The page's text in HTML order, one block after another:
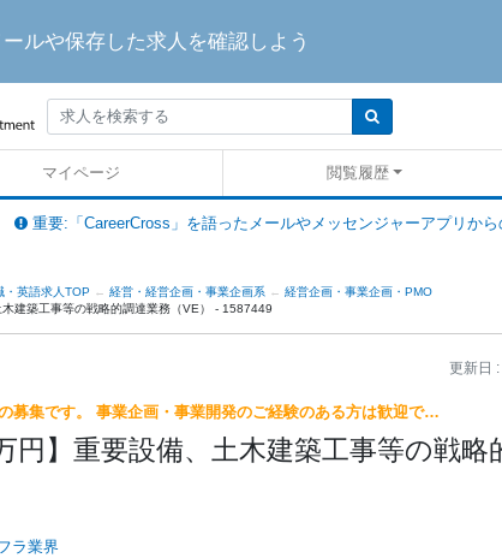
ルや保存した求人を確認しよう
マイページ 閲覧履歴
重要:「CareerCross」を語ったメールやメッセンジャーアプリか
・英語求人TOP 経営・経営企画・事業企画系
経営企画・事業企画・PMO
建築工事等の戦略的調達業務（VE） - 1587449
更新日 :
募集です。 事業企画・事業開発のご経験のある方は歓迎で…
円】重要設備、土木建築工事等の戦略
ラ業界